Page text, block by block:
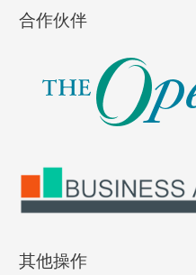
合作伙伴
其他操作